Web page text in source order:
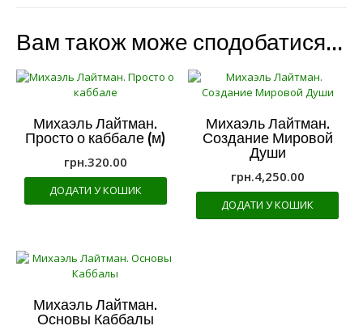
Вам також може сподобатися…
Михаэль Лайтман.
Просто о каббале (м)
грн.320.00
ДОДАТИ У КОШИК
Михаэль Лайтман.
Создание Мировой
Души
грн.4,250.00
ДОДАТИ У КОШИК
Михаэль Лайтман.
Основы Каббалы